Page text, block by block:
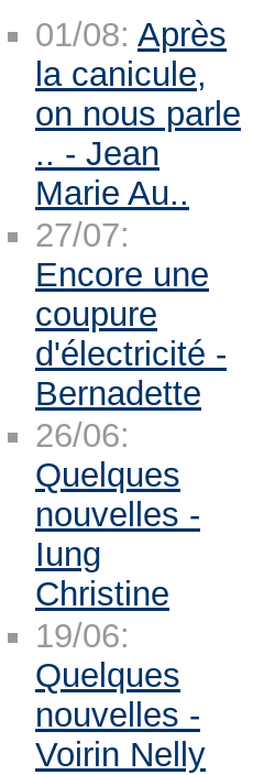
01/08: Après
la canicule,
on nous parle
.. - Jean
Marie Au..
27/07:
Encore une
coupure
d'électricité -
Bernadette
26/06:
Quelques
nouvelles -
Iung
Christine
19/06:
Quelques
nouvelles -
Voirin Nelly